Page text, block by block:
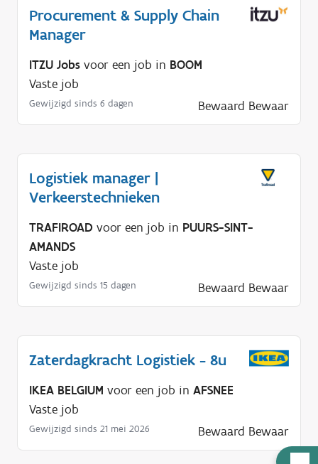
Procurement & Supply Chain
Manager
ITZU Jobs voor een job in BOOM
Vaste job
Gewijzigd sinds 6 dagen Bewaard Bewaar
Logistiek manager |
Verkeerstechnieken
TRAFIROAD voor een job in PUURS-SINT-
AMANDS
Vaste job
Gewijzigd sinds 15 dagen Bewaard Bewaar
Zaterdagkracht Logistiek - 8u
IKEA BELGIUM voor een job in AFSNEE
Vaste job
Gewijzigd sinds 21 mei 2026 Bewaard Bewaar